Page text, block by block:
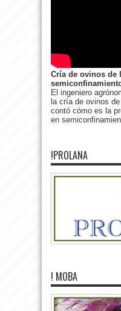
Cría de ovinos de
El ingeniero
la cría de ovinos de
contó cómo es la
en
!PROLANA
! MOBA